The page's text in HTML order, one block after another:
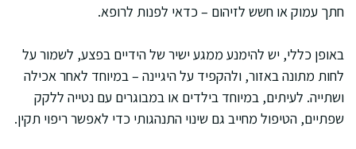
חתך עמוק או חשש לזיהום – כדאי לפנות לרופא.
באופן כללי, יש להימנע ממגע ישיר של הידיים בפצע, לשמור על
לחות מתונה באזור, ולהקפיד על היגיינה – במיוחד לאחר אכילה
ושתייה. לעיתים, במיוחד בילדים או במבוגרים עם נטייה ללקק
שפתיים, הטיפול מחייב גם שינוי התנהגותי כדי לאפשר ריפוי תקין.